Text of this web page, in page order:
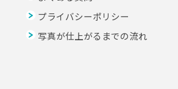
プライバシーポリシー
写真が仕上がるまでの流れ